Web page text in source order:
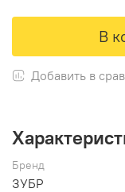
В
Добавить в
Бренд
ЗУБР